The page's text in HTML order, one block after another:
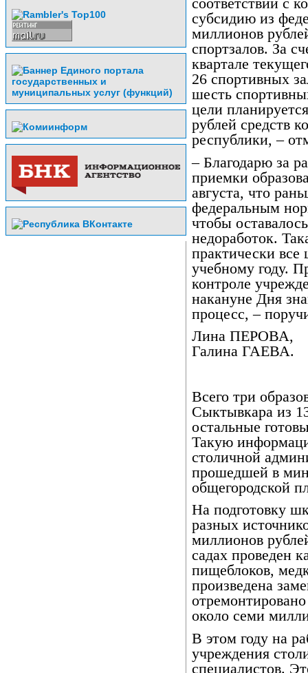
соответствии с
субсидию из
миллионов
спортзалов. За
квартале
26 спортивных
шесть
цели
рублей средств
республики, –
– Благодарю за
приемки
августа, что
федеральным
чтобы
недоработок.
практически
учебному году.
контроле
накануне Дня
процесс, –
Лина ПЕРОВА,
Галина ГАЕВА.
Всего три
Сыктывкара из
остальные
Такую
столичной
прошедшей в
общегородской
На подготовку
разных
миллионов
садах проведен
пищеблоков,
произведена
около семи
В этом году на
учреждения
специалистов.